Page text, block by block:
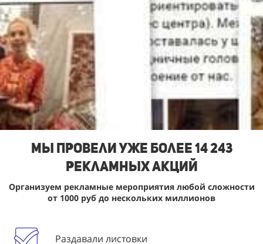
Мы Провели уже более 14 243
рекламных акций
Организуем рекламные мероприятия любой сложности
от 1000 руб до нескольких миллионов
Раздавали листовки